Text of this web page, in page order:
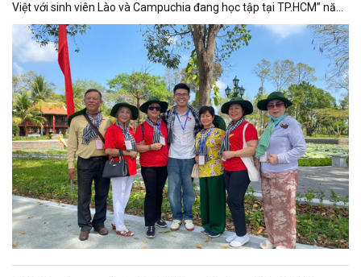
Việt với sinh viên Lào và Campuchia đang học tập tại TP.HCM” năm
2025.